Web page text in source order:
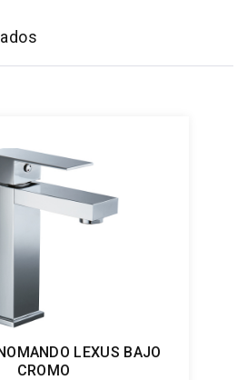
LEXUS BAJO
CROMO